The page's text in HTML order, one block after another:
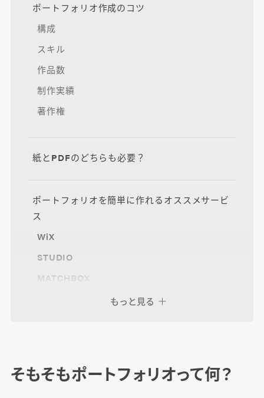
ポートフォリオ作成のコツ
構成
スキル
作品数
制作実績
著作権
紙とPDFのどちらも必要？
ポートフォリオを簡単に作れるオススメサービ
ス
WiX
STUDIO
MATCHBOX
作品例：デジLIG卒業生さんのポートフォリオ
サイト
もっと見る
そもそもポートフォリオって何？